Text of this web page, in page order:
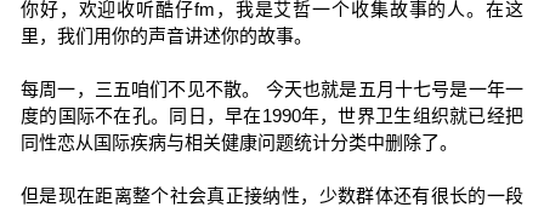
你好，欢迎收听酷仔fm，我是艾哲一个收集故事的人。在这
里，我们用你的声音讲述你的故事。
每周一，三五咱们不见不散。 今天也就是五月十七号是一年一
度的国际不在孔。同日，早在1990年，世界卫生组织就已经把
同性恋从国际疾病与相关健康问题统计分类中删除了。
但是现在距离整个社会真正接纳性，少数群体还有很长的一段